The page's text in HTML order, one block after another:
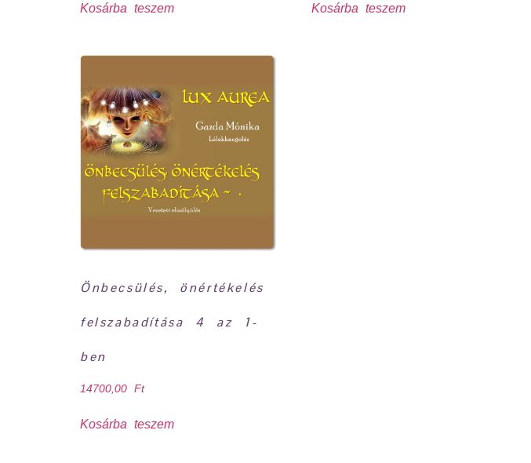
Kosárba teszem Kosárba teszem
Önbecsülés, önértékelés
felszabadítása 4 az 1-
ben
14700,00 Ft
Kosárba teszem